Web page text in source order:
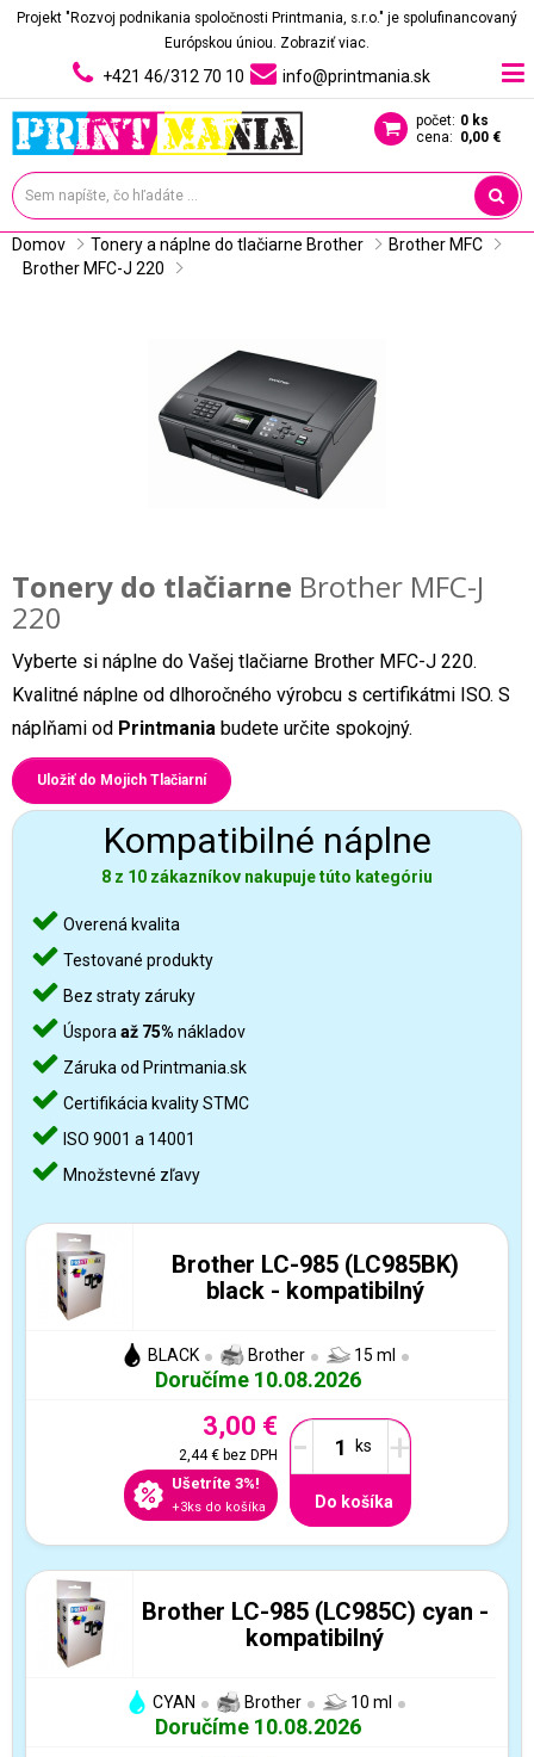
Projekt "Rozvoj podnikania spoločnosti Printmania, s.r.o." je spolufinancovaný
Európskou úniou. Zobraziť viac.
+421 46/312 70 10 info@printmania.sk
počet: 0 ks
cena: 0,00 €
Domov Tonery a náplne do tlačiarne Brother
Brother MFC
Brother MFC-J 220
Tonery do tlačiarne Brother MFC-J
220
Vyberte si náplne do Vašej tlačiarne Brother MFC-J 220.
Kvalitné náplne od dlhoročného výrobcu s certifikátmi ISO. S
náplňami od Printmania budete určite spokojný.
Uložiť do Mojich Tlačiarní
Kompatibilné náplne
8 z 10 zákazníkov nakupuje túto kategóriu
Overená kvalita
Testované produkty
Bez straty záruky
Úspora až 75% nákladov
Záruka od Printmania.sk
Certifikácia kvality STMC
ISO 9001 a 14001
Množstevné zľavy
Brother LC-985 (LC985BK)
black - kompatibilný
BLACK Brother 15 ml
Doručíme 10.08.2026
3,00 €
2,44 €bez DPH
Ušetríte 3%!
+3ks do košíka
- +
Do košíka
Brother LC-985 (LC985C) cyan -
kompatibilný
CYAN Brother 10 ml
Doručíme 10.08.2026